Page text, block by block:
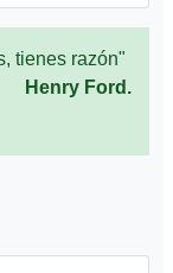
tienes razón"
Henry Ford.